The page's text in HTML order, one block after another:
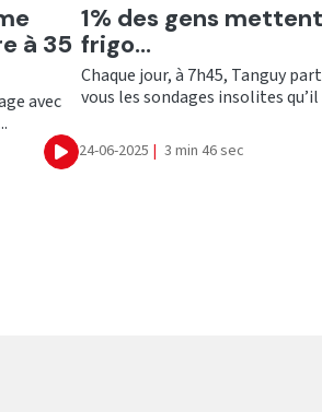
à 35
avec
Ecouter
Ecouter
1% des gens
frigo...
Chaque jour, à 7h45, Tanguy
vous les sondages insolites qu’il
24-06-2025 | 3 min 46 sec